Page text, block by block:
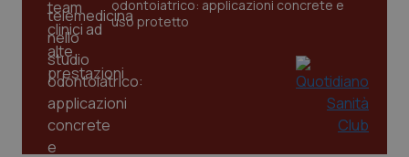
odontoiatrico: applicazioni concrete e
uso protetto
tracking-sites-ironfish-
tracking-enable
www.quotidianosanita.it